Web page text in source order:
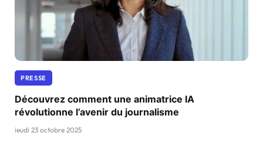
PRESSE
Découvrez comment une animatrice IA
révolutionne l’avenir du journalisme
jeudi 23 octobre 2025